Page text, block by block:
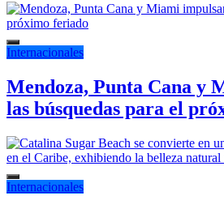
Internacionales
Mendoza, Punta Cana y
las búsquedas para el
Internacionales